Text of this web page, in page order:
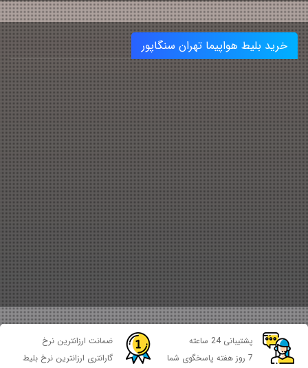
خرید بلیط هواپیما تهران سنگاپور
پشتیبانی 24 ساعته
7 روز هفته پاسخگوی شما
ضمانت ارزانترین نرخ
گارانتری ارزانترین نرخ بلیط